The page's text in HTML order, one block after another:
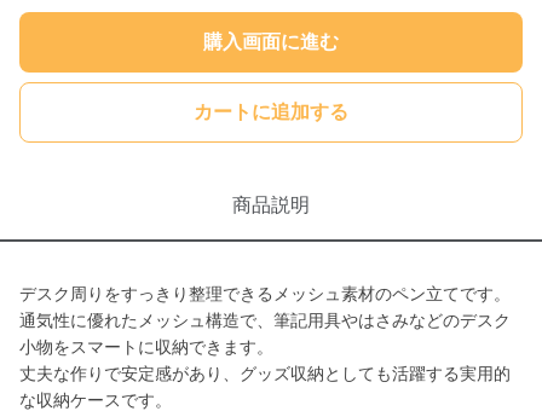
購入画面に進む
カートに追加する
商品説明
デスク周りをすっきり整理できるメッシュ素材のペン立てです。
通気性に優れたメッシュ構造で、筆記用具やはさみなどのデスク
小物をスマートに収納できます。
丈夫な作りで安定感があり、グッズ収納としても活躍する実用的
な収納ケースです。